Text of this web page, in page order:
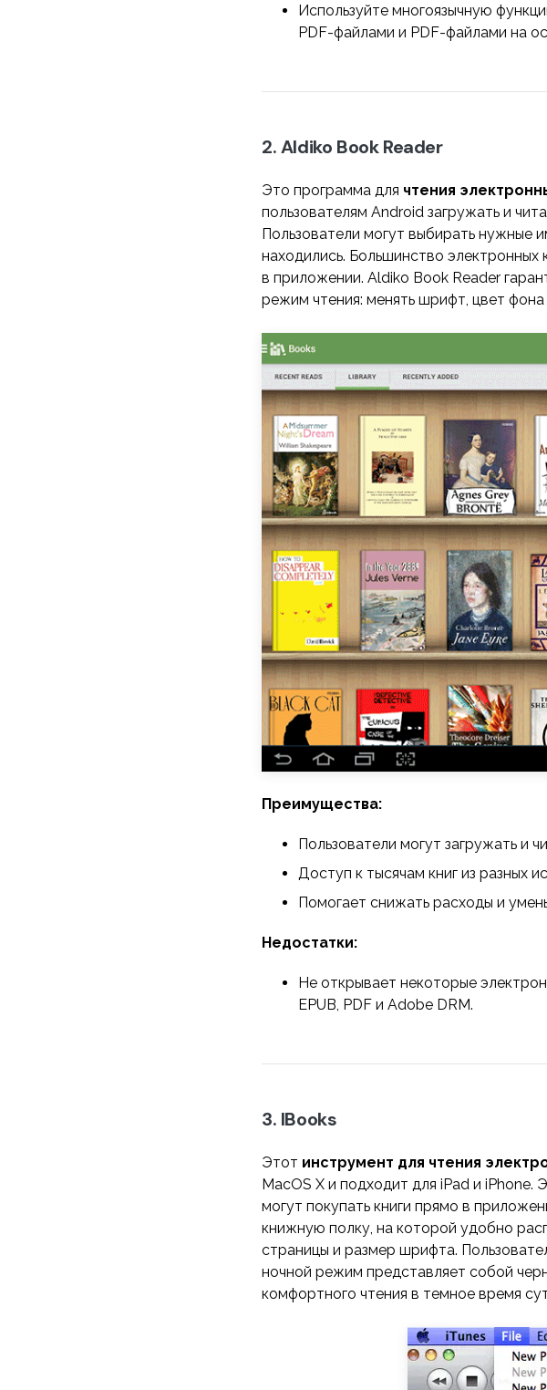
Используйте многоязычную
PDF-файлами и PDF-файлами на
2. Aldiko Book Reader
Это программа для чтения
пользователям Android загружать и
Пользователи могут выбирать нужные
находились. Большинство электронных
в приложении. Aldiko Book Reader
режим чтения: менять шрифт, цвет фона
Преимущества:
Пользователи могут загружать и
Доступ к тысячам книг из разных
Помогает снижать расходы и
Недостатки:
Не открывает некоторые
EPUB, PDF и Adobe DRM.
3. IBooks
Этот инструмент для чтения
MacOS X и подходит для iPad и iPhone.
могут покупать книги прямо в
книжную полку, на которой удобно
страницы и размер шрифта.
ночной режим представляет собой
комфортного чтения в темное время